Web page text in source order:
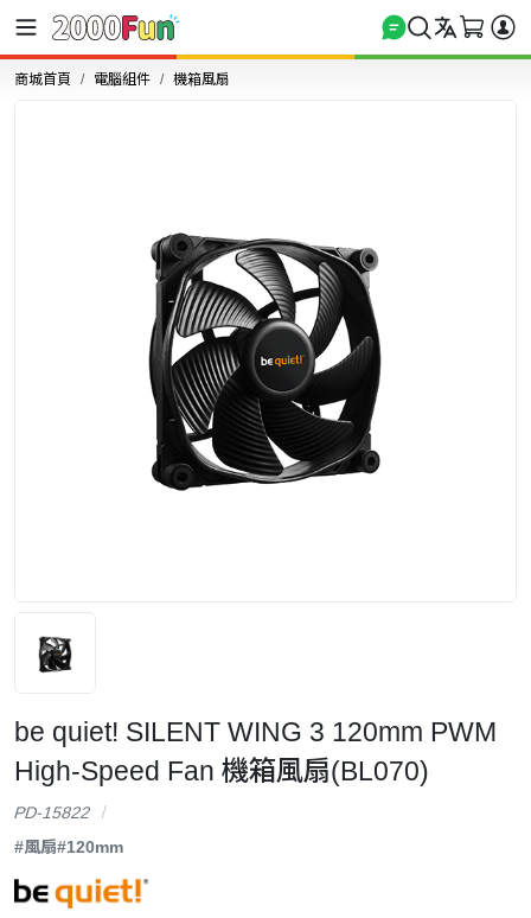
商城首頁 電腦組件 機箱風扇
be quiet! SILENT WING 3 120mm PWM
High-Speed Fan 機箱風扇(BL070)
PD-15822
#風扇#120mm